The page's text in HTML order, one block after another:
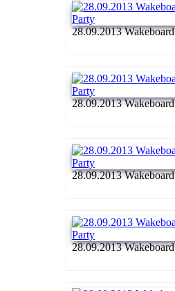
28.09.2013
28.09.2013
28.09.2013
28.09.2013